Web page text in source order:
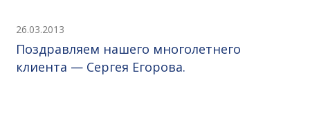
26.03.2013
Поздравляем нашего многолетнего
клиента — Сергея Егорова.